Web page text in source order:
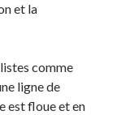
et la
comme
ligne de
est floue et en